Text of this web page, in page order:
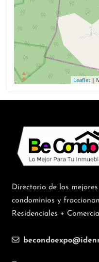
Leaflet|
Directorio de los
condominios y
Residenciales +